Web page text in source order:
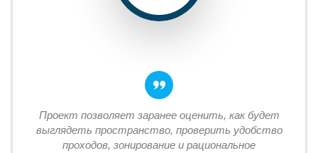
Проект позволяет заранее оценить, как будет
выглядеть пространство, проверить удобство
проходов, зонирование и рациональное